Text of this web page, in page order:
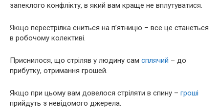
запеклого конфлікту, в який вам краще не вплутуватися.
Якщо перестрілка сниться на п’ятницю – все це станеться
в робочому колективі.
Приснилося, що стріляв у людину сам сплячий – до
прибутку, отримання грошей.
Якщо при цьому вам довелося стріляти в спину – гроші
прийдуть з невідомого джерела.